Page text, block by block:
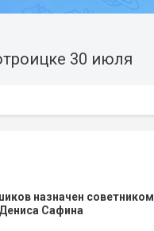
30 июля
назначен советником
Сафина